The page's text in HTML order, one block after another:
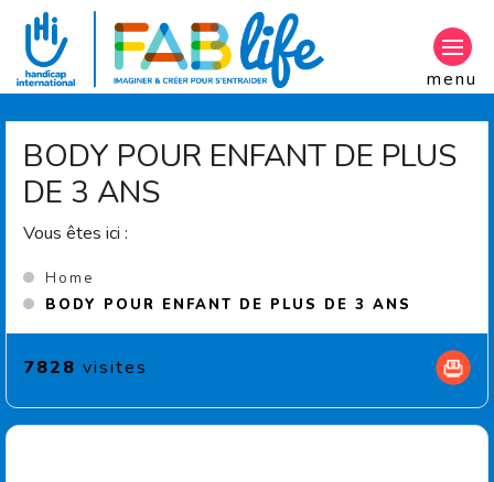
Aller au contenu principal
menu
BODY POUR ENFANT DE PLUS
DE 3 ANS
Vous êtes ici :
Home
BODY POUR ENFANT DE PLUS DE 3 ANS
7828 visites